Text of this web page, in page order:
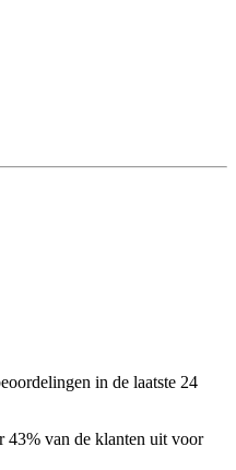
in de laatste 24
43% van de klanten uit voor